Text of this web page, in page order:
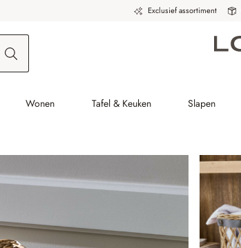
Exclusief assortiment
Wonen Tafel & Keuken Slapen